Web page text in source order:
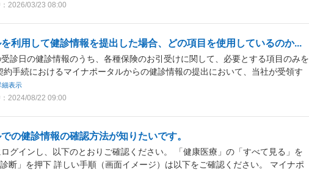
2026/03/23 08:00
利用して健診情報を提出した場合、どの項目を使用しているのか...
診日の健診情報のうち、各種保険のお引受けに関して、必要とする項目のみを
約手続におけるマイナポータルからの健診情報の提出において、当社が受領す
細表示
2024/08/22 09:00
の健診情報の確認方法が知りたいです。
グインし、以下のとおりご確認ください。 「健康医療」の「すべて見る」を
」を押下 詳しい手順（画面イメージ）は以下をご確認ください。 マイナポ